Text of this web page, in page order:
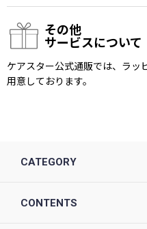
その他
サービスについて
ケアスター公式通販では、ラッ
用意しております。
CATEGORY
CONTENTS